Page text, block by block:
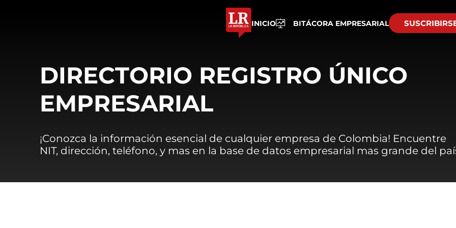
INICIO BITÁCORA EMPRESARIAL
DIRECTORIO REGISTRO ÚNICO
EMPRESARIAL
¡Conozca la información esencial de cualquier empresa de Colombia! Encuentre
NIT, dirección, teléfono, y mas en la base de datos empresarial mas grande del